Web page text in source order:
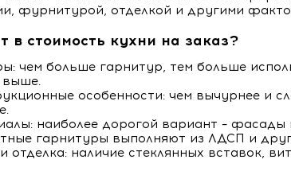
фурнитурой, отделкой и другими
в стоимость кухни на заказ?
чем больше гарнитур, тем больше
выше.
особенности: чем вычурнее и
наиболее дорогой вариант – фасады
гарнитуры выполняют из ЛДСП и
отделка: наличие стеклянных вставок,